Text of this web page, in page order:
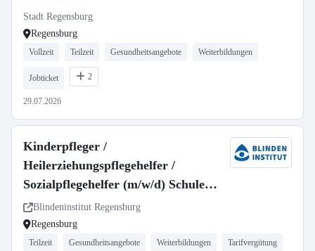
Stadt Regensburg
Regensburg
Vollzeit Teilzeit Gesundheitsangebote Weiterbildungen
Jobticket 2
29.07.2026
Kinderpfleger /
Heilerziehungspflegehelfer /
Sozialpflegehelfer (m/w/d) Schule
Teilzeit
Blindeninstitut Regensburg
Regensburg
Teilzeit Gesundheitsangebote Weiterbildungen Tarifvergütung